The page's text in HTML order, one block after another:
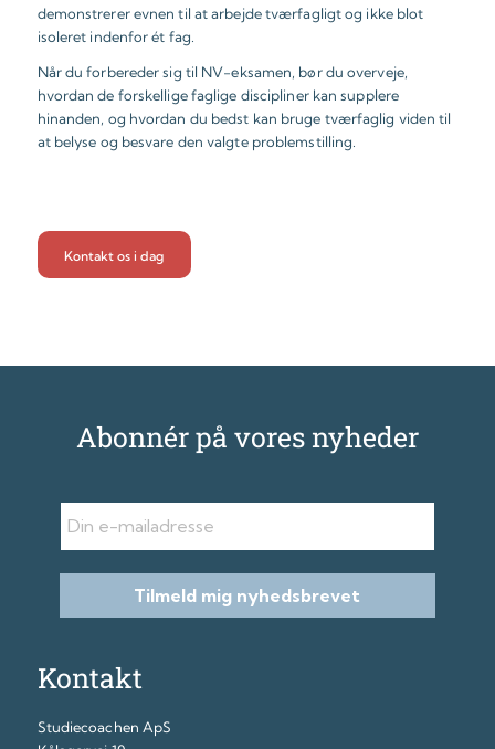
demonstrerer evnen til at arbejde tværfagligt og ikke blot
isoleret indenfor ét fag.
Når du forbereder sig til NV-eksamen, bør du overveje,
hvordan de forskellige faglige discipliner kan supplere
hinanden, og hvordan du bedst kan bruge tværfaglig viden til
at belyse og besvare den valgte problemstilling.
Kontakt os i dag
Abonnér på vores nyheder
Tilmeld mig nyhedsbrevet
Kontakt
Studiecoachen ApS